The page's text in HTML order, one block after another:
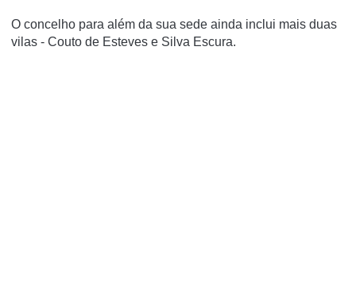
O concelho para além da sua sede ainda inclui mais duas
vilas - Couto de Esteves e Silva Escura.